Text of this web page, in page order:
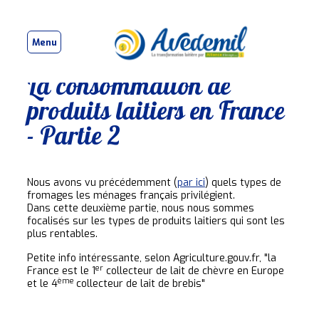
Menu
La consommation de
produits laitiers en France
- Partie 2
Nous avons vu précédemment (par ici) quels types de
fromages les ménages français privilégient.
Dans cette deuxième partie, nous nous sommes
focalisés sur les types de produits laitiers qui sont les
plus rentables.
Petite info intéressante, selon Agriculture.gouv.fr, "la
France est le 1er collecteur de lait de chèvre en Europe
et le 4ème collecteur de lait de brebis"